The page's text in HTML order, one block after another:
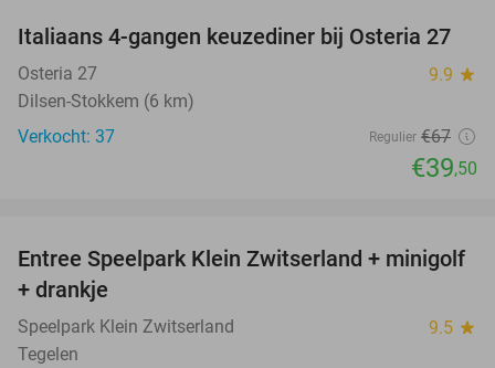
41%
TODAY
Italiaans 4-gangen keuzediner bij Osteria 27
Osteria 27 9.9 star
Dilsen-Stokkem (6 km)
Verkocht: 37
Regulier €67
€39,50
38%
Entree Speelpark Klein Zwitserland + minigolf
+ drankje
Speelpark Klein Zwitserland 9.5 star
Tegelen